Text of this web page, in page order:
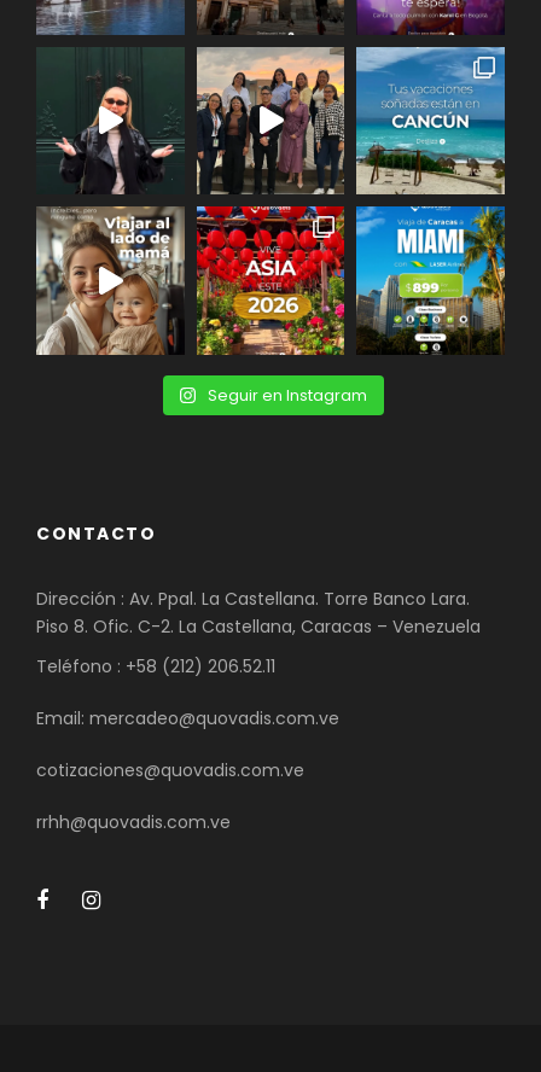
Seguir en Instagram
CONTACTO
Dirección : Av. Ppal. La Castellana. Torre Banco Lara.
Piso 8. Ofic. C-2. La Castellana, Caracas – Venezuela
Teléfono : +58 (212) 206.52.11
Email: mercadeo@quovadis.com.ve
cotizaciones@quovadis.com.ve
rrhh@quovadis.com.ve